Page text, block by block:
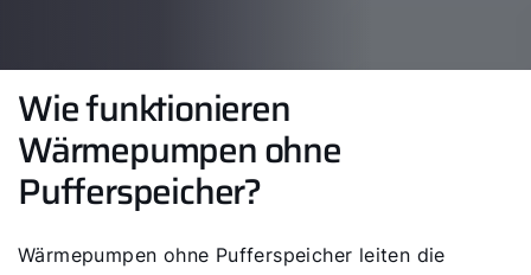
Wie funktionieren
Wärmepumpen ohne
Pufferspeicher?
Wärmepumpen ohne Pufferspeicher leiten die